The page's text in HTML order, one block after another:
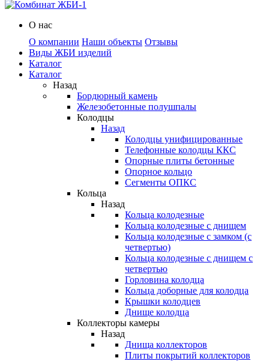
О нас
О компании Наши объекты Отзывы
Виды ЖБИ изделий
Каталог
Каталог
Назад
Бордюрный камень
Железобетонные полушпалы
Колодцы
Назад
Колодцы унифицированные
Телефонные колодцы ККС
Опорные плиты бетонные
Опорное кольцо
Сегменты ОПКС
Кольца
Назад
Кольца колодезные
Кольца колодезные с днищем
Кольца колодезные с замком (с
четвертью)
Кольца колодезные с днищем с
четвертью
Горловина колодца
Кольца доборные для колодца
Крышки колодцев
Днище колодца
Коллекторы камеры
Назад
Днища коллекторов
Плиты покрытий коллекторов